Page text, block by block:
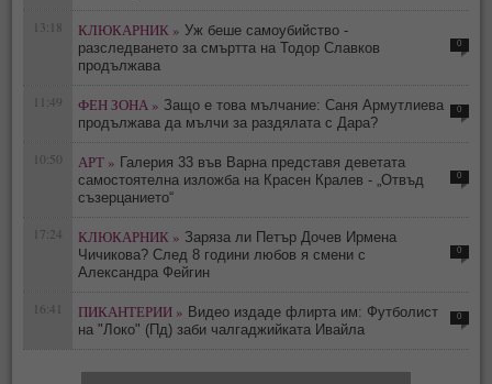
13:18 КЛЮКАРНИК » Уж беше самоубийство -
разследването за смъртта на Тодор Славков
продължава
0
11:49 ФЕН ЗОНА » Защо е това мълчание: Саня Армутлиева
продължава да мълчи за раздялата с Дара?
0
10:50 АРТ » Галерия 33 във Варна представя деветата
самостоятелна изложба на Красен Кралев - „Отвъд
съзерцанието“
0
17:24 КЛЮКАРНИК » Заряза ли Петър Дочев Ирмена
Чичикова? След 8 години любов я смени с
Александра Фейгин
0
16:41 ПИКАНТЕРИИ » Видео издаде флирта им: Футболист
на "Локо" (Пд) заби чалгаджийката Ивайла
0